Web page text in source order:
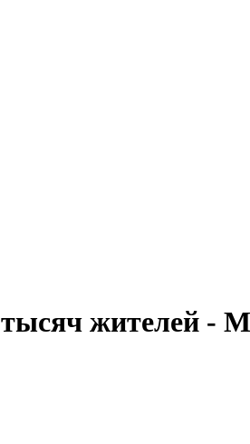
жителей -